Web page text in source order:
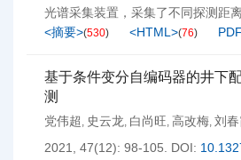
光谱采集装置，采集了不同探测距离
<摘要>(530) <HTML>(76)
基于条件变分自编码器的井下
测
党伟超 , 史云龙, 白尚旺, 高改梅, 刘
2021, 47(12): 98-105.
DOI: